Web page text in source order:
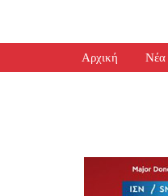
Αρχική Νέα